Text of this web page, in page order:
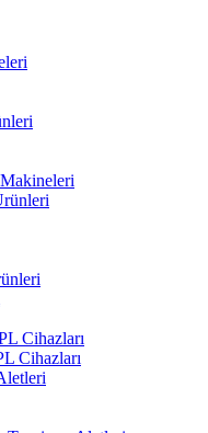
Cihazları
Cihazları